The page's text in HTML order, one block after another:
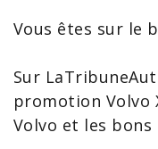
Vous êtes sur le
Sur
promotion Volvo
Volvo et les bons